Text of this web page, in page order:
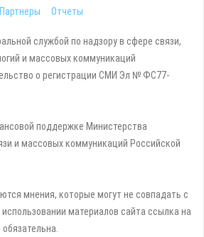
Партнеры Отчеты
службой по надзору в сфере связи,
и массовых коммуникаций
о регистрации СМИ Эл № ФС77-
поддержке Министерства
и массовых коммуникаций Российской
мнения, которые могут не совпадать с
материалов сайта ссылка на